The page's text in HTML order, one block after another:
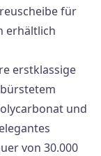
für
erhältlich
erstklassige
und
von 30.000